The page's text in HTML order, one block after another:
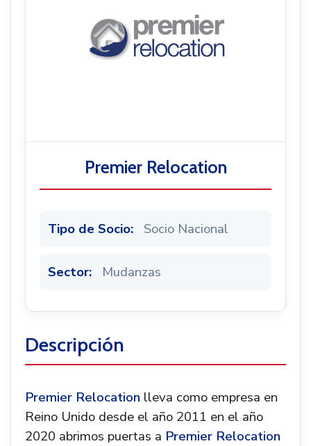
Premier Relocation
Tipo de Socio: Socio Nacional
Sector: Mudanzas
Descripción
Premier Relocation lleva como empresa en
Reino Unido desde el año 2011 en el año
2020 abrimos puertas a Premier Relocation